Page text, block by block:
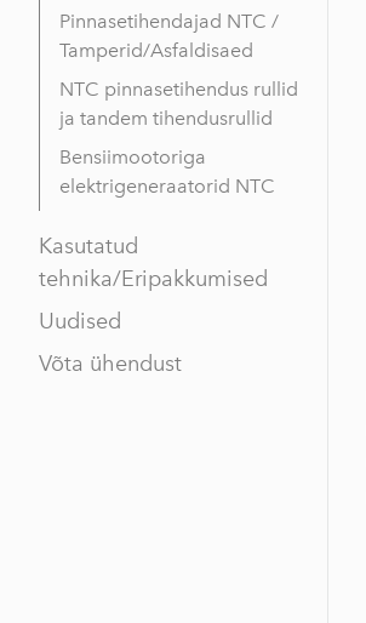
Pinnasetihendajad NTC /
Tamperid/Asfaldisaed
NTC pinnasetihendus rullid
ja tandem tihendusrullid
Bensiimootoriga
elektrigeneraatorid NTC
Kasutatud
tehnika/Eripakkumised
Uudised
Võta ühendust